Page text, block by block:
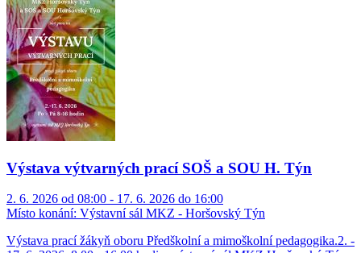
Výstava výtvarných prací SOŠ a SOU H. Týn
2. 6. 2026 od 08:00 - 17. 6. 2026 do 16:00
Místo konání: Výstavní sál MKZ - Horšovský Týn
Výstava prací žákyň oboru Předškolní a mimoškolní pedagogika.2. -